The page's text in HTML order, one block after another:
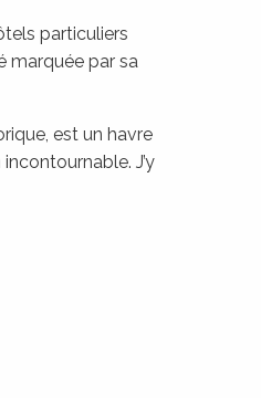
particuliers
marquée par sa
est un havre
J’y